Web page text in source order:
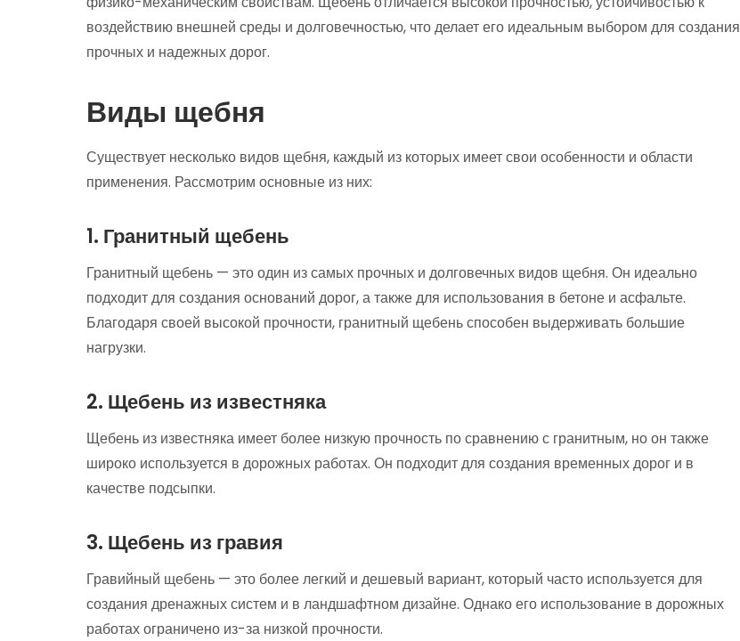
воздействию внешней среды и долговечностью, что делает его идеальным выбором для создания
прочных и надежных дорог.
Виды щебня
Существует несколько видов щебня, каждый из которых имеет свои особенности и области
применения. Рассмотрим основные из них:
1. Гранитный щебень
Гранитный щебень — это один из самых прочных и долговечных видов щебня. Он идеально
подходит для создания оснований дорог, а также для использования в бетоне и асфальте.
Благодаря своей высокой прочности, гранитный щебень способен выдерживать большие
нагрузки.
2. Щебень из известняка
Щебень из известняка имеет более низкую прочность по сравнению с гранитным, но он также
широко используется в дорожных работах. Он подходит для создания временных дорог и в
качестве подсыпки.
3. Щебень из гравия
Гравийный щебень — это более легкий и дешевый вариант, который часто используется для
создания дренажных систем и в ландшафтном дизайне. Однако его использование в дорожных
работах ограничено из-за низкой прочности.